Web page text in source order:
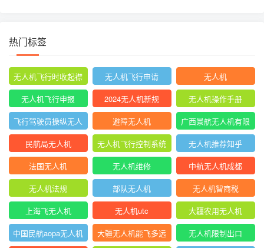
热门标签
无人机飞行时收起襟
翼
无人机飞行申请
无人机
无人机飞行申报
2024无人机新规
无人机操作手册
飞行驾驶员操纵无人
机坡度转弯时
避障无人机
广西景航无人机有限
公司官网首页
民航局无人机
无人机飞行控制系统
中的pid控制器
无人机推荐知乎
法国无人机
无人机维修
中航无人机成都
无人机法规
部队无人机
无人机智商税
上海飞无人机
无人机utc
大疆农用无人机
中国民航aopa无人机
大疆无人机能飞多远 无人机限制出口